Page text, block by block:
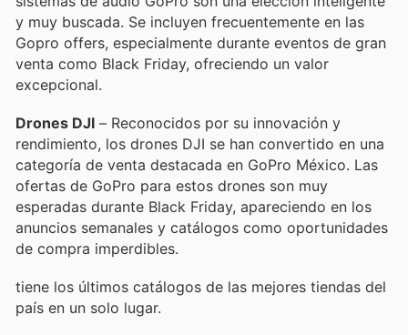
y muy buscada. Se incluyen frecuentemente en las
Gopro offers, especialmente durante eventos de gran
venta como Black Friday, ofreciendo un valor
excepcional.
Drones DJI – Reconocidos por su innovación y
rendimiento, los drones DJI se han convertido en una
categoría de venta destacada en GoPro México. Las
ofertas de GoPro para estos drones son muy
esperadas durante Black Friday, apareciendo en los
anuncios semanales y catálogos como oportunidades
de compra imperdibles.
tiene los últimos catálogos de las mejores tiendas del
país en un solo lugar.